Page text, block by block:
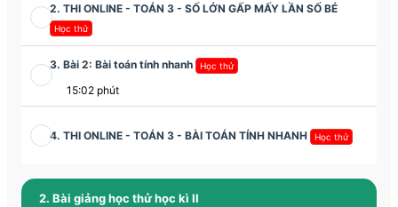
2. THI ONLINE - TOÁN 3 - SỐ LỚN GẤP MẤY LẦN SỐ BÉ
Học thử
3. Bài 2: Bài toán tính nhanh Học thử
15:02 phút
4. THI ONLINE - TOÁN 3 - BÀI TOÁN TÍNH NHANH Học thử
2. Bài giảng học thử học kì II